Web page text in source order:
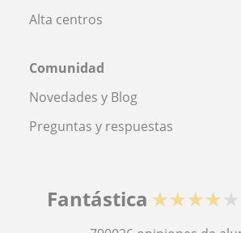
Alta centros
Comunidad
Novedades y Blog
Preguntas y respuestas
Fantástica ★★★★★